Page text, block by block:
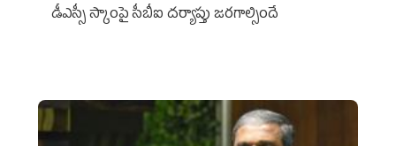
డీఎస్సీ స్కాంపై సీబీఐ దర్యాప్తు జరగాల్సిందే